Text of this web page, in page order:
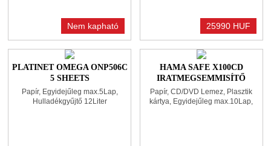
Nem kapható 25990 HUF
PLATINET OMEGA ONP506C
5 SHEETS
IRATMEGSEMMISÍTŐ
BLACK
Papír, Egyidejűleg max.5Lap,
Hulladékgyűjtő 12Liter
HAMA SAFE X100CD
IRATMEGSEMMISÍTŐ
BLACK
Papír, CD/DVD Lemez, Plasztik
kártya, Egyidejűleg max.10Lap,